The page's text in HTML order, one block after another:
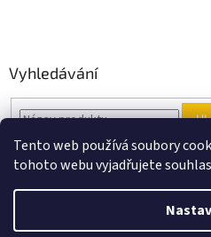
Tento web používá soubory
tohoto webu vyjadřujete
Vyhledávání